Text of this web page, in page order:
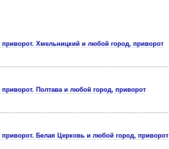
приворот. Хмельницкий и любой город, приворот
Полтава и любой город, приворот
приворот. Белая Церковь и любой город, приворот